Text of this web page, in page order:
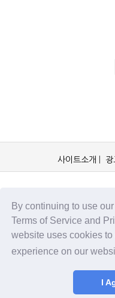
By continuing to use
Terms of Service and
website uses cookies
experience on our
I
사이트소개 광
OCKorea365.com 오씨코리아365
통해 배포되거나, 본 웹 사이트에
세스되는 정보, 내용 또는 광고(총
증도 하지 않을 뿐만 아니라 서비스
안의 결과로서 디스플레이, 구매 또
의 품질에 대해서도 보증을 하지 않
본 웹사이트를 방문하신 귀하의 책
자료를 "있는 그대로" 제공하며, 서
목적에의 적합성에 대한 보증을 포
인 보증을 명시적으로 부인합니다.
및 제품과 관련하여 직접, 간접, 부